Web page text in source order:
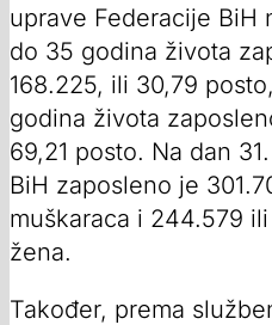
uprave Federacije BiH
do 35 godina života
168.225, ili 30,79
godina života
69,21 posto. Na dan
BiH zaposleno je
muškaraca i 244.579
žena.
Također, prema